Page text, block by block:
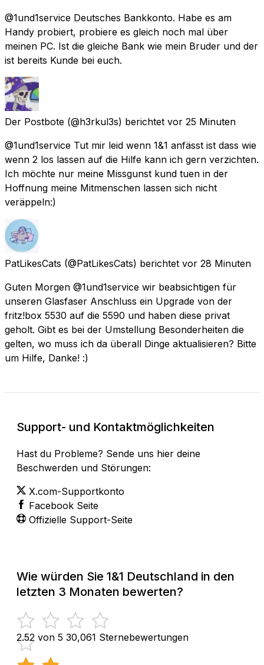
@1und1service Deutsches Bankkonto. Habe es am
Handy probiert, probiere es gleich noch mal über
meinen PC. Ist die gleiche Bank wie mein Bruder und der
ist bereits Kunde bei euch.
Der Postbote (@h3rkul3s) berichtet vor 25 Minuten
@1und1service Tut mir leid wenn 1&1 anfässt ist dass wie
wenn 2 los lassen auf die Hilfe kann ich gern verzichten.
Ich möchte nur meine Missgunst kund tuen in der
Hoffnung meine Mitmenschen lassen sich nicht
veräppeln:)
PatLikesCats (@PatLikesCats) berichtet vor 28 Minuten
Guten Morgen @1und1service wir beabsichtigen für
unseren Glasfaser Anschluss ein Upgrade von der
fritz!box 5530 auf die 5590 und haben diese privat
geholt. Gibt es bei der Umstellung Besonderheiten die
gelten, wo muss ich da überall Dinge aktualisieren? Bitte
um Hilfe, Danke! :)
Support- und Kontaktmöglichkeiten
Hast du Probleme? Sende uns hier deine
Beschwerden und Störungen:
X.com-Supportkonto
Facebook Seite
Offizielle Support-Seite
Wie würden Sie 1&1 Deutschland in den
letzten 3 Monaten bewerten?
2.52 von 5 30,061 Sternebewertungen